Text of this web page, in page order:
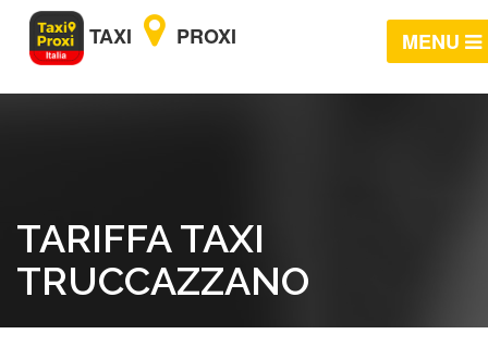
TAXI PROXI MENU
TARIFFA TAXI
TRUCCAZZANO